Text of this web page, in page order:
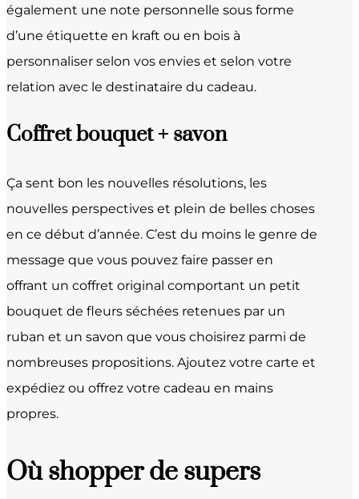
également une note personnelle sous forme
d’une étiquette en kraft ou en bois à
personnaliser selon vos envies et selon votre
relation avec le destinataire du cadeau.
Coffret bouquet + savon
Ça sent bon les nouvelles résolutions, les
nouvelles perspectives et plein de belles choses
en ce début d’année. C’est du moins le genre de
message que vous pouvez faire passer en
offrant un coffret original comportant un petit
bouquet de fleurs séchées retenues par un
ruban et un savon que vous choisirez parmi de
nombreuses propositions. Ajoutez votre carte et
expédiez ou offrez votre cadeau en mains
propres.
Où shopper de supers